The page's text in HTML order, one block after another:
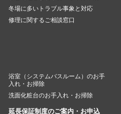
冬場に多いトラブル事象と対応
修理に関するご相談窓口
浴室（システムバスルーム）のお手
入れ・お掃除
洗面化粧台のお手入れ・お掃除
延長保証制度のご案内・お申込